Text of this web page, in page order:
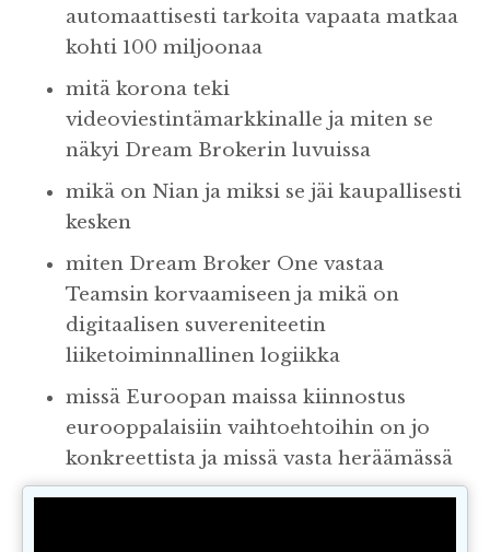
automaattisesti tarkoita vapaata matkaa
kohti 100 miljoonaa
mitä korona teki
videoviestintämarkkinalle ja miten se
näkyi Dream Brokerin luvuissa
mikä on Nian ja miksi se jäi kaupallisesti
kesken
miten Dream Broker One vastaa
Teamsin korvaamiseen ja mikä on
digitaalisen suvereniteetin
liiketoiminnallinen logiikka
missä Euroopan maissa kiinnostus
eurooppalaisiin vaihtoehtoihin on jo
konkreettista ja missä vasta heräämässä